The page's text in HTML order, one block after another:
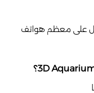
على معظم هواتف